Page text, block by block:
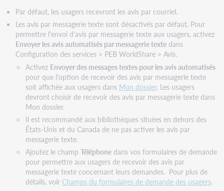
d'avis
par
courriel
Champs
des
courriels
Comment
un
courriel
apparaît
à
vos
usagers
Modifier
un
avis
par
Par défaut, les usagers recevront les avis par courriel.
Les avis par messagerie texte sont désactivés par défaut. Pour
permettre l'envoi d'avis par messagerie texte aux usagers, activez
Envoyer les avis automatisés par messagerie textedans
Configuration des services > PEB WorldShare > Avis.
Activez Envoyer des messages textes pour les avis automatisés
pour que l'option de recevoir des avis par messagerie texte
soit affichée aux usagers dans Mon dossier. Les usagers
devront choisir de recevoir des avis par messagerie texte dans
Mon dossier.
Il est recommandé aux bibliothèques situées en dehors des
États-Unis et du Canada de ne pas activer les avis par
messagerie texte.
Ajoutez le champ Téléphonedans vos formulaires de demande
pour permettre aux usagers de recevoir des avis par
messagerie texte concernant leurs demandes. Pour plus de
détails, voir Champs du formulaires de demande des usagers.